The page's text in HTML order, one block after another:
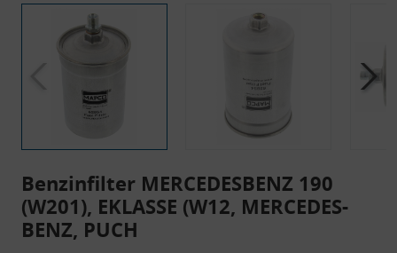
Benzinfilter MERCEDESBENZ 190
(W201), EKLASSE (W12, MERCEDES-
BENZ, PUCH